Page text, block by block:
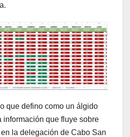
que defino como un álgido
información que fluye sobre
la delegación de Cabo San